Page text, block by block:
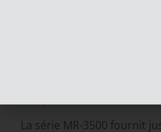
La série MR-3500 fournit